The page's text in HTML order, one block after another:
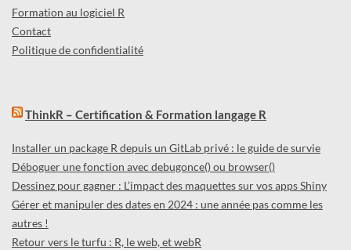
Formation au logiciel R
Contact
Politique de confidentialité
ThinkR – Certification & Formation langage R
Installer un package R depuis un GitLab privé : le guide de survie
Déboguer une fonction avec debugonce() ou browser()
Dessinez pour gagner : L’impact des maquettes sur vos apps Shiny
Gérer et manipuler des dates en 2024 : une année pas comme les
autres !
Retour vers le turfu : R, le web, et webR